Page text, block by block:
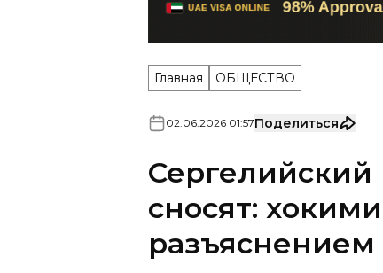
Главная ОБЩЕСТВО
02 06 2026 01:57Поделиться
сносят:
разъяснением